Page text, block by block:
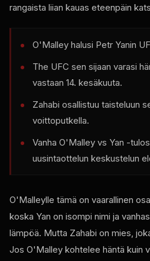
rangaista liian kauas eteenpäin
O'Malley halusi Petr Yanin
The UFC sen sijaan varasi
vastaan 14. kesäkuuta.
Zahabi osallistuu taisteluun
voittoputkella.
Vanha O'Malley vs Yan -
uusintaottelun keskustelun
O'Malleylle tämä on vaarallinen
koska Yan on isompi nimi ja
lämpöä. Mutta Zahabi on mies,
Jos O'Malley kohtelee häntä kuin